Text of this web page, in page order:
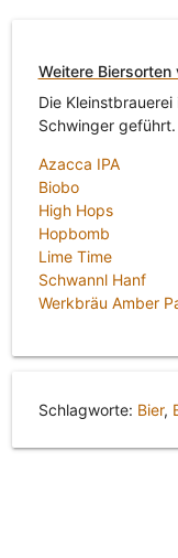
Weitere Biersorten
Die
Schwinger geführt.
Azacca IPA
Biobo
High Hops
Hopbomb
Lime Time
Schwannl Hanf
Werkbräu Amber
Schlagworte: Bier,